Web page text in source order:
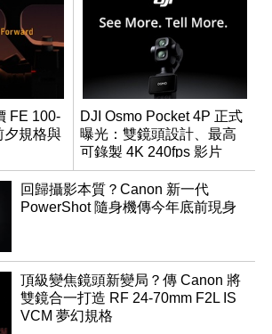
FE 100-
夕規格與
DJI Osmo Pocket 4P 正式
曝光：雙鏡頭設計、最高
可錄製 4K 240fps 影片
回歸攝影本質？Canon 新一代
PowerShot 隨身機傳今年底前現身
頂級變焦鏡頭新變局？傳 Canon 將
雙鏡合一打造 RF 24-70mm F2L IS
VCM 夢幻規格